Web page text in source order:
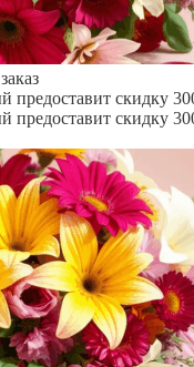
предоставит скидку
предоставит скидку